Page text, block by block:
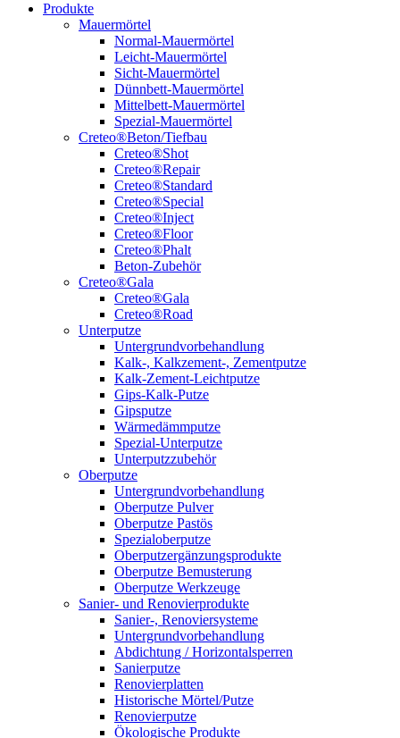
Produkte
Mauermörtel
Normal-Mauermörtel
Leicht-Mauermörtel
Sicht-Mauermörtel
Dünnbett-Mauermörtel
Mittelbett-Mauermörtel
Spezial-Mauermörtel
Creteo®Beton/Tiefbau
Creteo®Shot
Creteo®Repair
Creteo®Standard
Creteo®Special
Creteo®Inject
Creteo®Floor
Creteo®Phalt
Beton-Zubehör
Creteo®Gala
Creteo®Gala
Creteo®Road
Unterputze
Untergrundvorbehandlung
Kalk-, Kalkzement-, Zementputze
Kalk-Zement-Leichtputze
Gips-Kalk-Putze
Gipsputze
Wärmedämmputze
Spezial-Unterputze
Unterputzzubehör
Oberputze
Untergrundvorbehandlung
Oberputze Pulver
Oberputze Pastös
Spezialoberputze
Oberputzergänzungsprodukte
Oberputze Bemusterung
Oberputze Werkzeuge
Sanier- und Renovierprodukte
Sanier-, Renoviersysteme
Untergrundvorbehandlung
Abdichtung / Horizontalsperren
Sanierputze
Renovierplatten
Historische Mörtel/Putze
Renovierputze
Ökologische Produkte